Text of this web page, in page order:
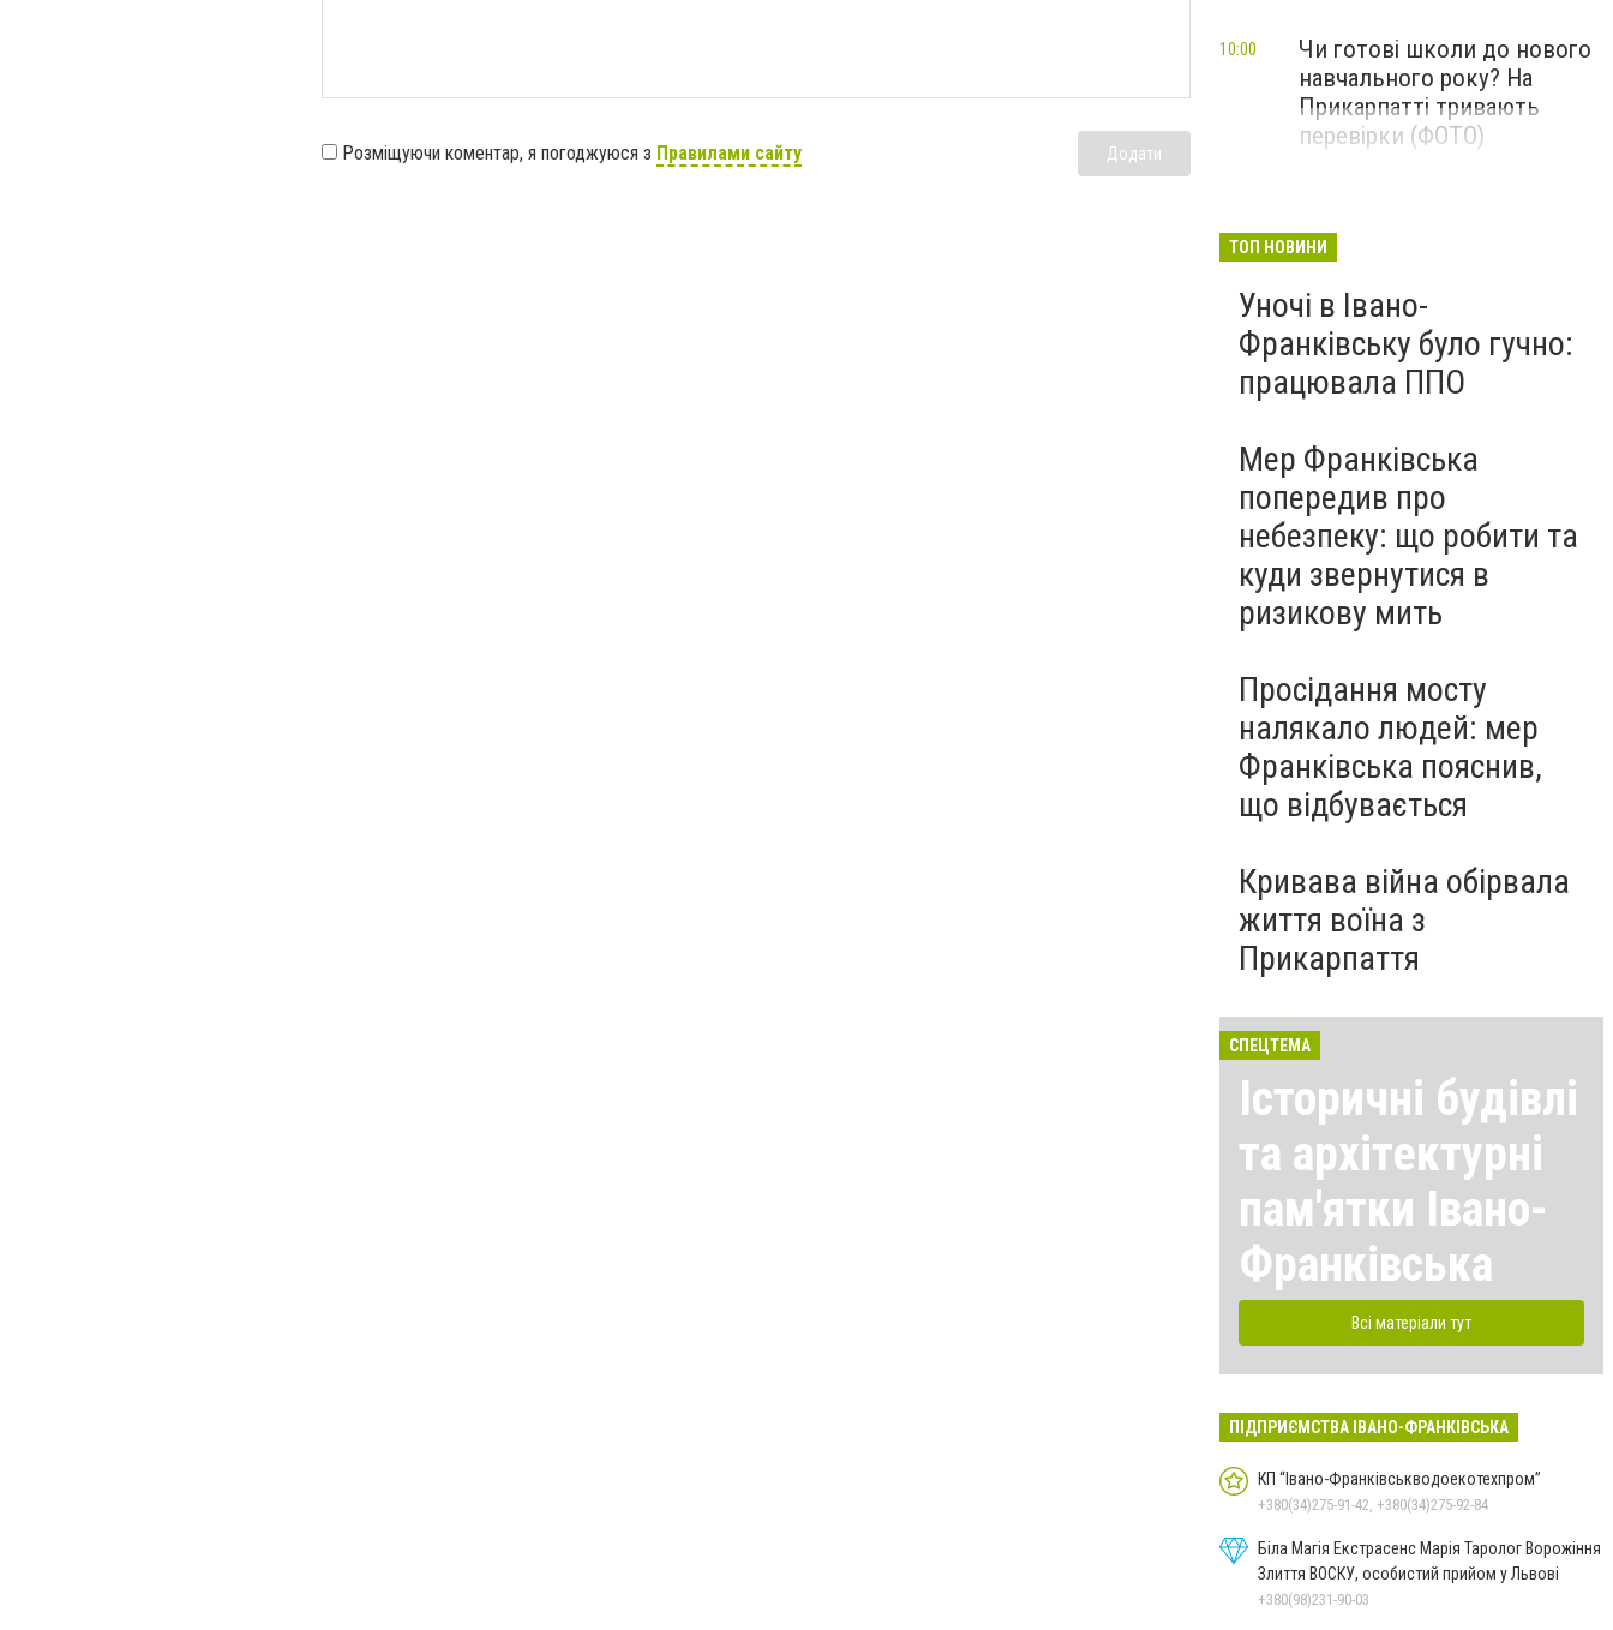
Розміщуючи коментар, я погоджуюся з Правилами сайту Додати
Чи готові школи до нового
навчального року? На
Прикарпатті тривають
перевірки (ФОТО)
10:00
ТОП НОВИНИ
Уночі в Івано-
Франківську було гучно:
працювала ППО
Мер Франківська
попередив про
небезпеку: що робити та
куди звернутися в
ризикову мить
Просідання мосту
налякало людей: мер
Франківська пояснив,
що відбувається
Кривава війна обірвала
життя воїна з
Прикарпаття
СПЕЦТЕМА
Історичні будівлі
та архітектурні
пам'ятки Івано-
Франківська
Всі матеріали тут
ПІДПРИЄМСТВА ІВАНО-ФРАНКІВСЬКА
КП “Івано-Франківськводоекотехпром”
+380(34)275-91-42, +380(34)275-92-84
Біла Магія Екстрасенс Марія Таролог Ворожіння
Злиття ВОСКУ, особистий прийом у Львові
+380(98)231-90-03